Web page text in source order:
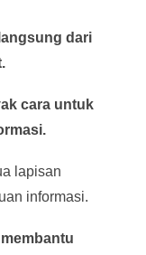
dari
cara untuk
lapisan
informasi.